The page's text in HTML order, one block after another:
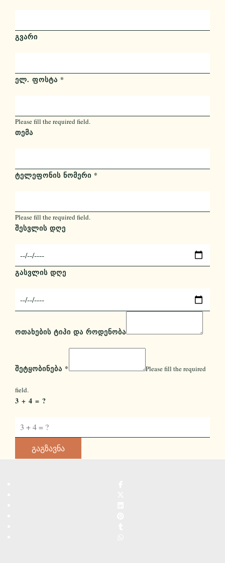
ᲒᲕᲐᲠᲘ
ᲔᲚ. ᲤᲝᲡᲢᲐ *
Please fill the required field.
ᲗᲔᲛᲐ
ᲢᲔᲚᲔᲤᲝᲜᲘᲡ ᲜᲝᲛᲔᲠᲘ *
Please fill the required field.
ᲨᲔᲡᲕᲚᲘᲡ ᲓᲦᲔ
ᲒᲐᲡᲕᲚᲘᲡ ᲓᲦᲔ
ᲝᲗᲐᲮᲔᲑᲘᲡ ᲢᲘᲞᲘ ᲓᲐ ᲠᲝᲓᲔᲜᲝᲑᲐ
ᲨᲔᲢᲧᲝᲑᲘᲜᲔᲑᲐ * Please fill the required
field.
3 + 4 = ?
Გაგზავნა